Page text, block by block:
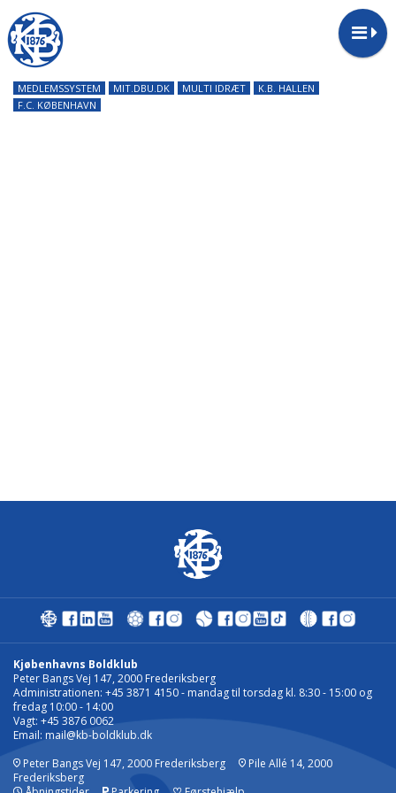
MEDLEMSSYSTEM MIT.DBU.DK MULTI IDRÆT
K.B. HALLEN
F.C. KØBENHAVN
Kjøbenhavns Boldklub
Peter Bangs Vej 147, 2000 Frederiksberg
Administrationen: +45 3871 4150 - mandag til torsdag kl. 8:30 - 15:00 og
fredag 10:00 - 14:00
Vagt: +45 3876 0062
Email: mail@kb-boldklub.dk
Peter Bangs Vej 147, 2000 Frederiksberg
Pile Allé 14, 2000
Frederiksberg